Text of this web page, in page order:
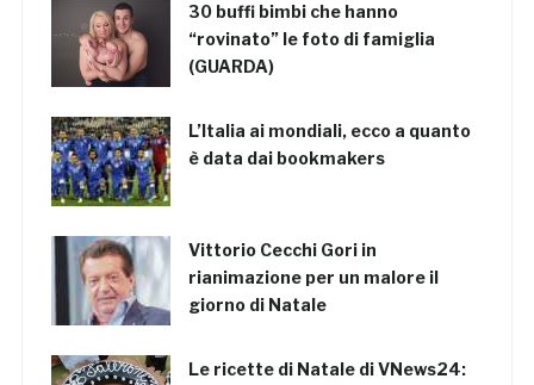
30 buffi bimbi che hanno
“rovinato” le foto di famiglia
(GUARDA)
L’Italia ai mondiali, ecco a quanto
è data dai bookmakers
Vittorio Cecchi Gori in
rianimazione per un malore il
giorno di Natale
Le ricette di Natale di VNews24: